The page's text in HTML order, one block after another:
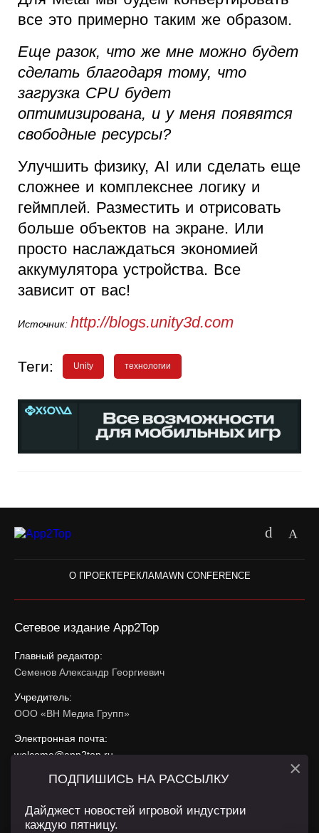
все это примерно таким же образом.
Еще разок, что же мне можно будет
сделать благодаря тому, что
загрузка CPU будет
оптимизирована, и у меня появятся
свободные ресурсы?
Улучшить физику, AI или сделать еще
сложнее и комплекснее логику и
геймплей. Разместить и отрисовать
больше объектов на экране. Или
просто наслаждаться экономией
аккумулятора устройства. Все
зависит от вас!
Источник: http://blogs.unity3d.com
Теги: Unity технологии
О ПРОЕКТЕ РЕКЛАМАWN CONFERENCE
Сетевое издание App2Top
Главный редактор:
Семенов Александр Георгиевич
Учредитель:
ООО «ВН Медиа Групп»
Электронная почта:
welcome@app2top.ru
При использовании материалов активная ссылка на
Сайт использует IP адреса, cookie, данные геолокации
ПОДПИШИСЬ НА РАССЫЛКУ
Дайджест новостей игровой индустрии
каждую пятницу.
×